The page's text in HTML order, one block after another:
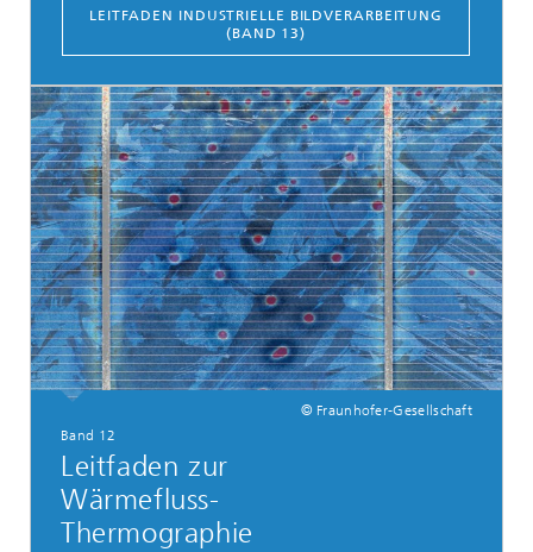
LEITFADEN INDUSTRIELLE BILDVERARBEITUNG
(BAND 13)
© Fraunhofer-Gesellschaft
Band 12
Leitfaden zur
Wärmefluss-
Thermographie